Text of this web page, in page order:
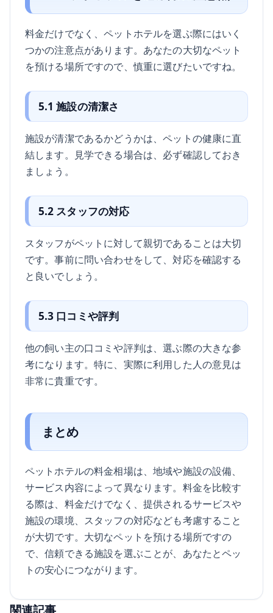
料金だけでなく、ペットホテルを選ぶ際にはいく
つかの注意点があります。あなたの大切なペット
を預ける場所ですので、慎重に選びたいですね。
5.1 施設の清潔さ
施設が清潔であるかどうかは、ペットの健康に直
結します。見学できる場合は、必ず確認しておき
ましょう。
5.2 スタッフの対応
スタッフがペットに対して親切であることは大切
です。事前に問い合わせをして、対応を確認する
と良いでしょう。
5.3 口コミや評判
他の飼い主の口コミや評判は、選ぶ際の大きな参
考になります。特に、実際に利用した人の意見は
非常に貴重です。
まとめ
ペットホテルの料金相場は、地域や施設の設備、
サービス内容によって異なります。料金を比較す
る際は、料金だけでなく、提供されるサービスや
施設の環境、スタッフの対応なども考慮すること
が大切です。大切なペットを預ける場所ですの
で、信頼できる施設を選ぶことが、あなたとペッ
トの安心につながります。
関連記事